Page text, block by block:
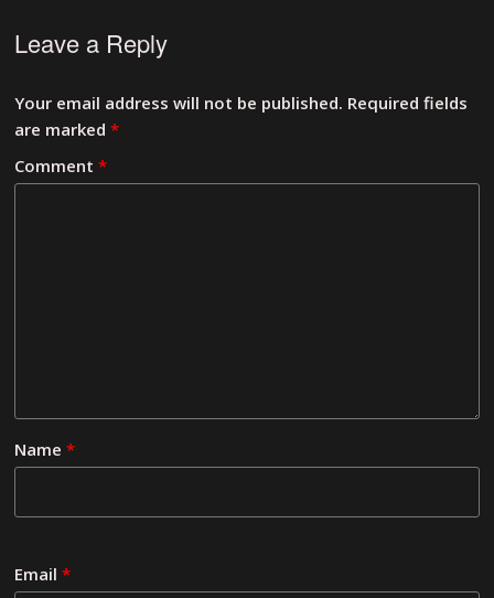
Leave a Reply
Your email address will not be published. Required fields
are marked*
Comment*
Name*
Email*